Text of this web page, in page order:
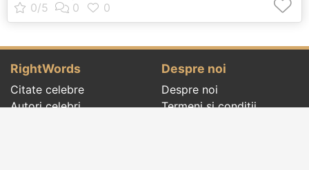
RightWords
Citate celebre
Autori celebri
Despre noi
Despre noi
Termeni și condiții